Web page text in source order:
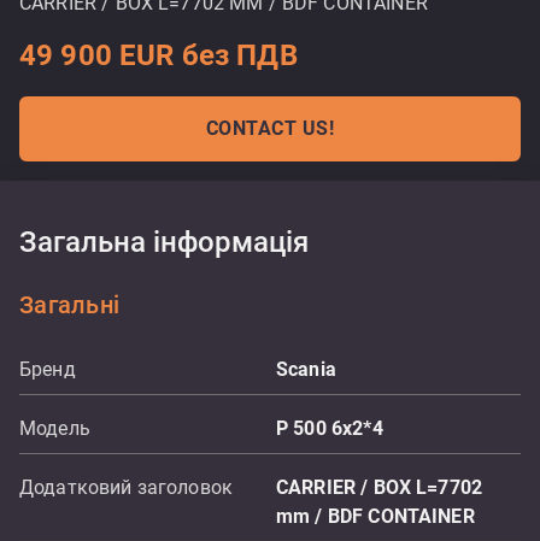
49 900 EUR без ПДВ
CONTACT US!
Загальна інформація
Загальні
Бренд Scania
Модель P 500 6x2*4
Додатковий заголовок
CARRIER / BOX L=7702
mm / BDF CONTAINER